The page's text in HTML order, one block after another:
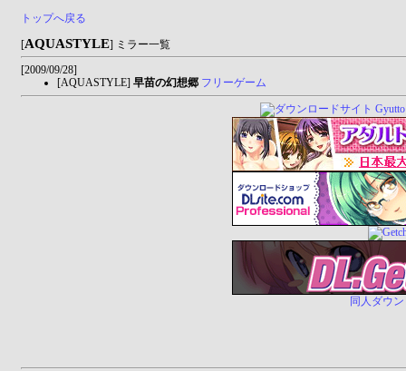
トップへ戻る
[AQUASTYLE] ミラー一覧
[2009/09/28]
[AQUASTYLE] 早苗の幻想郷 フリーゲーム
同人ダウ